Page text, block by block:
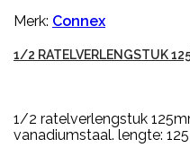
Merk: Connex
1/2 RATELVERLENGSTUK
1/2 ratelverlengstuk
vanadiumstaal. lengte: